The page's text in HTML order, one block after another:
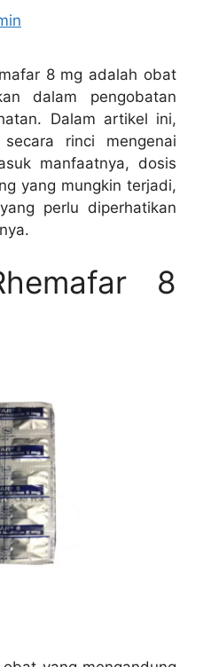
8 mg adalah obat
dalam pengobatan
Dalam artikel ini,
rinci mengenai
manfaatnya, dosis
yang mungkin terjadi,
perlu diperhatikan
8